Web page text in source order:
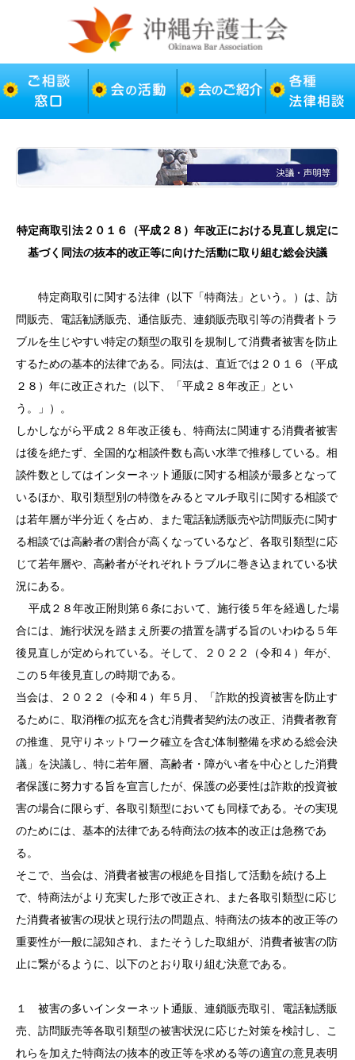
特定商取引法２０１６（平成２８）年改正における見直し規定に
基づく同法の抜本的改正等に向けた活動に取り組む総会決議
特定商取引に関する法律（以下「特商法」という。）は、訪
問販売、電話勧誘販売、通信販売、連鎖販売取引等の消費者トラ
ブルを生じやすい特定の類型の取引を規制して消費者被害を防止
するための基本的法律である。同法は、直近では２０１６（平成
２８）年に改正された（以下、「平成２８年改正」とい
う。」）。
しかしながら平成２８年改正後も、特商法に関連する消費者被害
は後を絶たず、全国的な相談件数も高い水準で推移している。相
談件数としてはインターネット通販に関する相談が最多となって
いるほか、取引類型別の特徴をみるとマルチ取引に関する相談で
は若年層が半分近くを占め、また電話勧誘販売や訪問販売に関す
る相談では高齢者の割合が高くなっているなど、各取引類型に応
じて若年層や、高齢者がそれぞれトラブルに巻き込まれている状
況にある。
平成２８年改正附則第６条において、施行後５年を経過した場
合には、施行状況を踏まえ所要の措置を講ずる旨のいわゆる５年
後見直しが定められている。そして、２０２２（令和４）年が、
この５年後見直しの時期である。
当会は、２０２２（令和４）年５月、「詐欺的投資被害を防止す
るために、取消権の拡充を含む消費者契約法の改正、消費者教育
の推進、見守りネットワーク確立を含む体制整備を求める総会決
議」を決議し、特に若年層、高齢者・障がい者を中心とした消費
者保護に努力する旨を宣言したが、保護の必要性は詐欺的投資被
害の場合に限らず、各取引類型においても同様である。その実現
のためには、基本的法律である特商法の抜本的改正は急務であ
る。
そこで、当会は、消費者被害の根絶を目指して活動を続ける上
で、特商法がより充実した形で改正され、また各取引類型に応じ
た消費者被害の現状と現行法の問題点、特商法の抜本的改正等の
重要性が一般に認知され、またそうした取組が、消費者被害の防
止に繋がるように、以下のとおり取り組む決意である。
１ 被害の多いインターネット通販、連鎖販売取引、電話勧誘販
売、訪問販売等各取引類型の被害状況に応じた対策を検討し、こ
れらを加えた特商法の抜本的改正等を求める等の適宜の意見表明